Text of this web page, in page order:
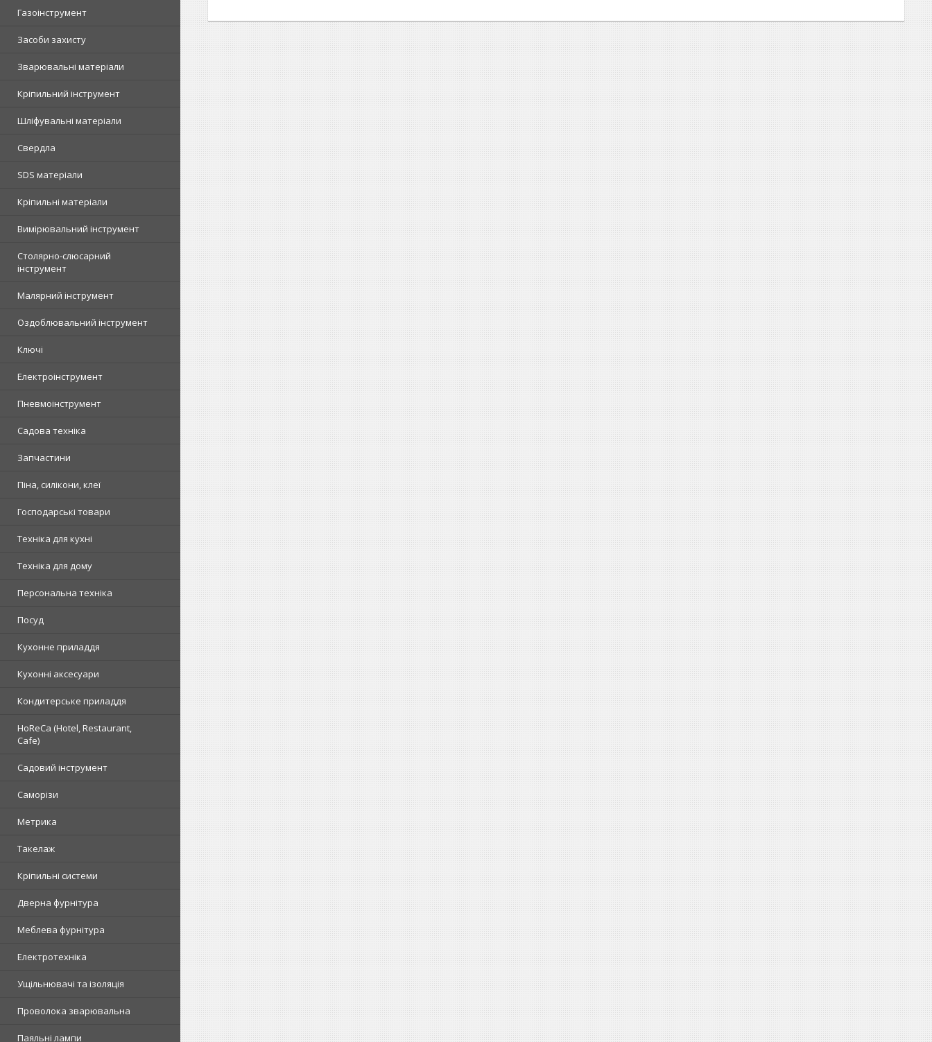
Газоінструмент
Засоби захисту
Зварювальні матеріали
Кріпильний інструмент
Шліфувальні матеріали
Свердла
SDS матеріали
Кріпильні матеріали
Вимірювальний інструмент
Столярно-слюсарний
інструмент
Малярний інструмент
Оздоблювальний інструмент
Ключі
Електроінструмент
Пневмоінструмент
Садова техніка
Запчастини
Піна, силікони, клеї
Господарські товари
Техніка для кухні
Техніка для дому
Персональна техніка
Посуд
Кухонне приладдя
Кухонні аксесуари
Кондитерське приладдя
HoReCa (Hotel, Restaurant,
Cafe)
Садовий інструмент
Саморізи
Метрика
Такелаж
Кріпильні системи
Дверна фурнітура
Меблева фурнітура
Електротехніка
Ущільнювачі та ізоляція
Проволока зварювальна
Паяльні лампи